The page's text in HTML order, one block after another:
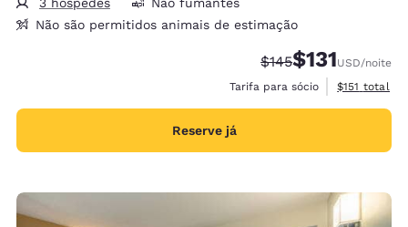
Não são permitidos animais de estimação
Tarifa anterior
$145Tarifa com
$131USD/noite
Tarifa para sócio
Exibir
$151 total
Reserve já